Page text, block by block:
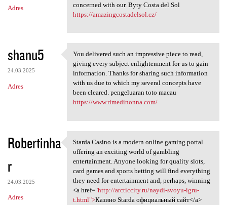
Adres
concerned with our. Byty Costa del Sol
https://amazingcostadelsol.cz/
shanu5
24.03.2025
Adres
You delivered such an
You delivered such an impressive piece to read,
giving every subject enlightenment for us to gain
information. Thanks for sharing such information
with us due to which my several concepts have
been cleared. pengeluaran toto macau
https://www.rimedinonna.com/
Robertinha
r
24.03.2025
Adres
Starda Casino is a modern
Starda Casino is a modern online gaming portal
offering an exciting world of gambling
entertainment. Anyone looking for quality slots,
card games and sports betting will find everything
they need for entertainment and, perhaps, winning
<a href="http://arcticcity.ru/naydi-svoyu-igru-
t.html">Казино Starda официальный сайт</a>